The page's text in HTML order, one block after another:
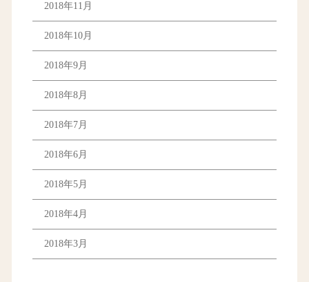
2018年11月
2018年10月
2018年9月
2018年8月
2018年7月
2018年6月
2018年5月
2018年4月
2018年3月